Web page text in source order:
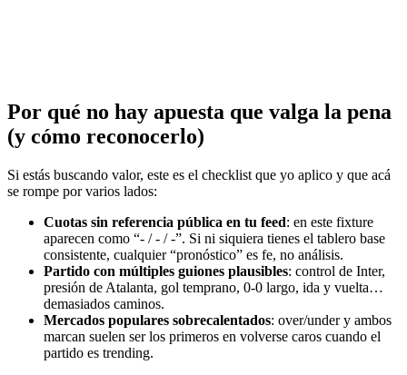
Por qué no hay apuesta que valga la pena
(y cómo reconocerlo)
Si estás buscando valor, este es el checklist que yo aplico y que acá
se rompe por varios lados:
Cuotas sin referencia pública en tu feed: en este fixture
aparecen como “- / - / -”. Si ni siquiera tienes el tablero base
consistente, cualquier “pronóstico” es fe, no análisis.
Partido con múltiples guiones plausibles: control de Inter,
presión de Atalanta, gol temprano, 0-0 largo, ida y vuelta…
demasiados caminos.
Mercados populares sobrecalentados: over/under y ambos
marcan suelen ser los primeros en volverse caros cuando el
partido es trending.